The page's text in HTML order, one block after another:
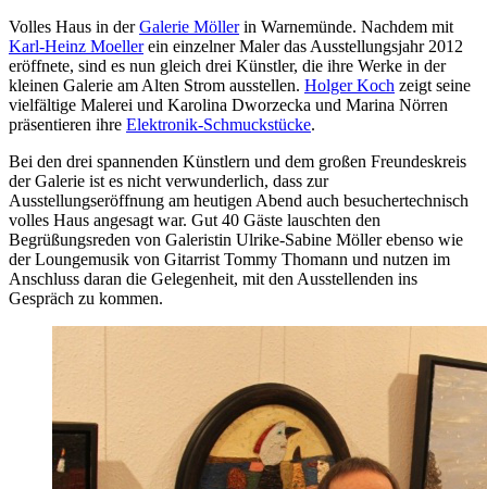
Volles Haus in derGalerie Möllerin Warnemünde. Nachdem mit
Karl-Heinz Moellerein einzelner Maler das Ausstellungsjahr 2012
eröffnete, sind es nun gleich drei Künstler, die ihre Werke in der
kleinen Galerie am Alten Strom ausstellen. Holger Koch zeigt seine
vielfältige Malerei und Karolina Dworzecka und Marina Nörren
präsentieren ihre Elektronik-Schmuckstücke.
Bei den drei spannenden Künstlern und dem großen Freundeskreis
der Galerie ist es nicht verwunderlich, dass zur
Ausstellungseröffnung am heutigen Abend auch besuchertechnisch
volles Haus angesagt war. Gut 40 Gäste lauschten den
Begrüßungsreden von Galeristin Ulrike-Sabine Möller ebenso wie
der Loungemusik von Gitarrist Tommy Thomann und nutzen im
Anschluss daran die Gelegenheit, mit den Ausstellenden ins
Gespräch zu kommen.